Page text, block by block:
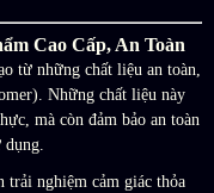
Cao Cấp, An Toàn
từ những chất liệu an toàn,
Những chất liệu này
mà còn đảm bảo an toàn
dụng.
trải nghiệm cảm giác thỏa